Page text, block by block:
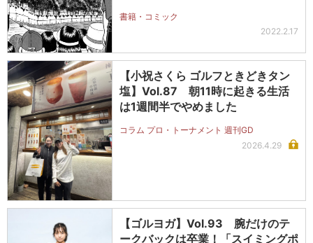
書籍・コミック
2022.2.17
【小祝さくら ゴルフときどきタン
塩】Vol.87 朝11時に起きる生活
は1週間半でやめました
コラム プロ・トーナメント 週刊GD
2026.4.29
【ゴルヨガ】Vol.93 腕だけのテ
ークバックは卒業！「スイミングポ